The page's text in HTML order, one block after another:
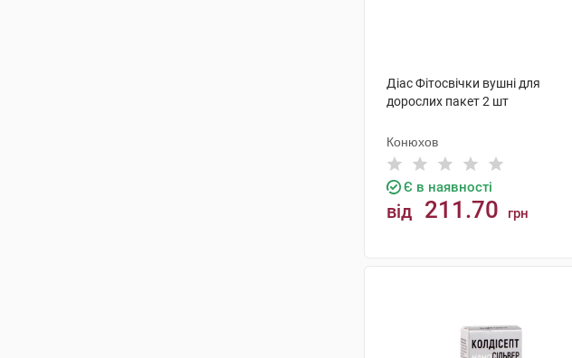
Діас Фітосвічки вушні для
дорослих пакет 2 шт
Конюхов
Є в наявності
від 211.70 грн